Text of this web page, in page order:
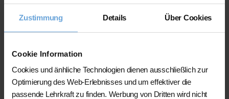
Zustimmung Details Über Cookies
Cookie Information
Cookies und änhliche Technologien dienen ausschließlich zur
Optimierung des Web-Erlebnisses und um effektiver die
passende Lehrkraft zu finden. Werbung von Dritten wird nicht
Nachhilfeinstituten und privater
Nachhilfe
Qualifikationsnachweise vor der
Freischaltung geprüft werden.